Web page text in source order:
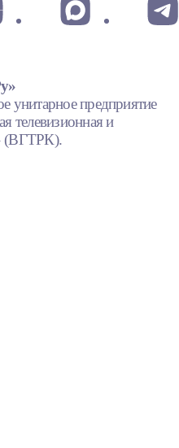
унитарное предприятие
телевизионная и
(ВГТРК).